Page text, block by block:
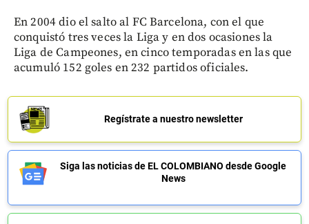
En 2004 dio el salto al FC Barcelona, con el que
conquistó tres veces la Liga y en dos ocasiones la
Liga de Campeones, en cinco temporadas en las que
acumuló 152 goles en 232 partidos oficiales.
Regístrate a nuestro newsletter
Siga las noticias de EL COLOMBIANO desde Google
News